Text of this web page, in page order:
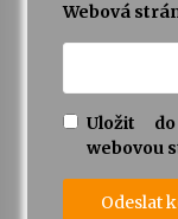
Webová
Uložit
webovou